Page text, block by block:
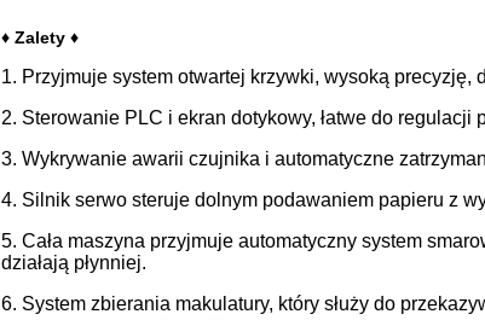
♦ Zalety ♦
1. Przyjmuje system otwartej krzywki, wysoką precyzję,
2. Sterowanie PLC i ekran dotykowy, łatwe do regulacji
3. Wykrywanie awarii czujnika i automatyczne
4. Silnik serwo steruje dolnym podawaniem papieru z
5. Cała maszyna przyjmuje automatyczny system
działają płynniej.
6. System zbierania makulatury, który służy do